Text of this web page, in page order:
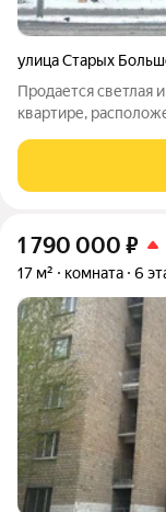
улица Старых
Продается светлая
квартире,
квадратной
новое окно и
1 790 000 ₽
17 м² комната 6